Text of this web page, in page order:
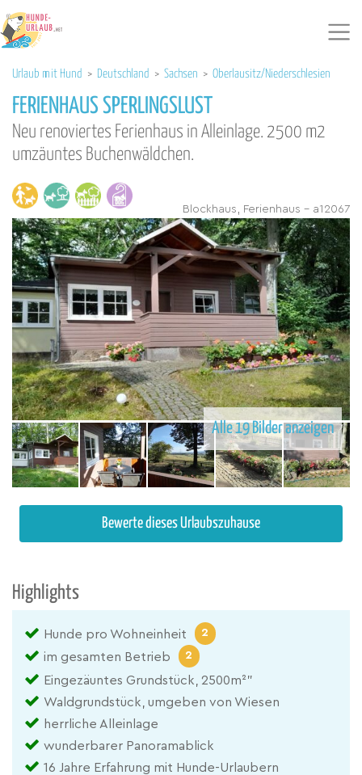
Urlaub mit Hund > Deutschland > Sachsen > Oberlausitz/Niederschlesien
FERIENHAUS SPERLINGSLUST
Neu renoviertes Ferienhaus in Alleinlage. 2500 m2
umzäuntes Buchenwäldchen.
Blockhaus, Ferienhaus - a12067
Alle 19 Bilder anzeigen
Bewerte dieses Urlaubszuhause
Highlights
Hunde pro Wohneinheit 2
im gesamten Betrieb 2
Eingezäuntes Grundstück, 2500m²"
Waldgrundstück, umgeben von Wiesen
herrliche Alleinlage
wunderbarer Panoramablick
16 Jahre Erfahrung mit Hunde-Urlaubern